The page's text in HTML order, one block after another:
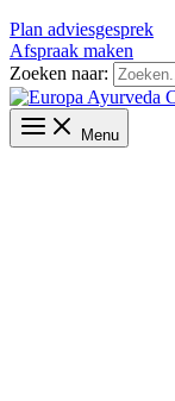
Plan adviesgesprek
Afspraak maken
Zoeken naar:
Menu